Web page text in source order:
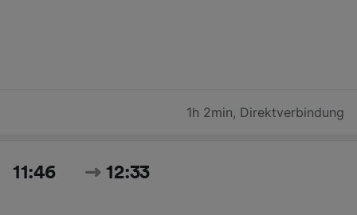
1h 2min, Direktverbindung
11:46 12:33